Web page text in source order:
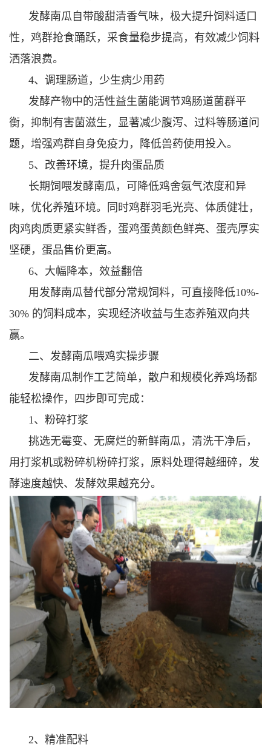
发酵南瓜自带酸甜清香气味，极大提升饲料适口
性，鸡群抢食踊跃，采食量稳步提高，有效减少饲料
洒落浪费。
4、 调理肠道，少生病少用药
发酵产物中的活性益生菌能调节鸡肠道菌群平
衡，抑制有害菌滋生，显著减少腹泻、过料等肠道问
题，增强鸡群自身免疫力，降低兽药使用投入。
5、改善环境，提升肉蛋品质
长期饲喂发酵南瓜，可降低鸡舍氨气浓度和异
味，优化养殖环境。同时鸡群羽毛光亮、体质健壮，
肉鸡肉质更紧实鲜香，蛋鸡蛋黄颜色鲜亮、蛋壳厚实
坚硬，蛋品售价更高。
6、大幅降本，效益翻倍
用发酵南瓜替代部分常规饲料，可直接降低10%-
30% 的饲料成本，实现经济收益与生态养殖双向共
赢。
二、发酵南瓜喂鸡实操步骤
发酵南瓜制作工艺简单，散户和规模化养鸡场都
能轻松操作，四步即可完成：
1、粉碎打浆
挑选无霉变、无腐烂的新鲜南瓜，清洗干净后，
用打浆机或粉碎机粉碎打浆，原料处理得越细碎，发
酵速度越快、发酵效果越充分。
2、精准配料